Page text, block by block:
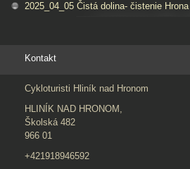
2025_04_05 Čistá dolina- čistenie
Kontakt
Cykloturisti Hliník nad Hronom
HLINÍK NAD HRONOM,
Školská 482
966 01
+421918946592